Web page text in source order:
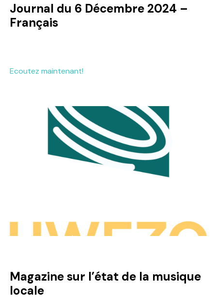
Journal du 6 Décembre 2024 –
Français
Ecoutez maintenant!
Magazine sur l’état de la musique
locale